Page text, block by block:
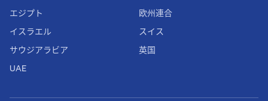
欧州連合
スイス
英国
エジプト
イスラエル
サウジアラビア
UAE